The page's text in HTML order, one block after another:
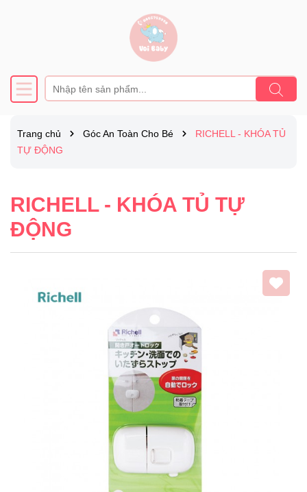
Trang chủ Góc An Toàn Cho Bé
RICHELL - KHÓA TỦ
TỰ ĐỘNG
RICHELL - KHÓA TỦ TỰ
ĐỘNG
Mã giảm giá: